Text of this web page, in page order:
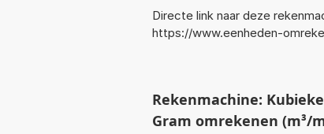
Directe link naar deze
https://www.eenheden-
Rekenmachine:
Gram omrekenen (m³/